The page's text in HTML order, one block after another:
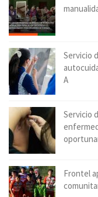
Servicio
A
Servicio
Frontel